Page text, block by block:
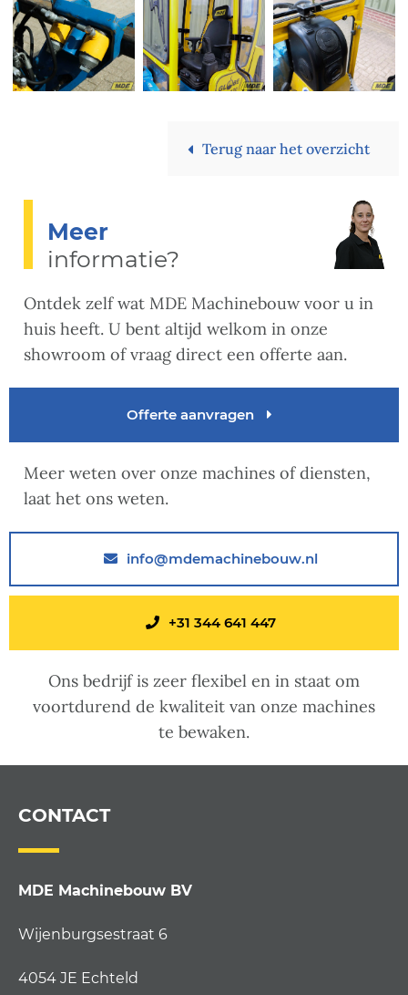
Terug naar het overzicht
Meer
informatie?
Ontdek zelf wat MDE Machinebouw voor u in
huis heeft. U bent altijd welkom in onze
showroom of vraag direct een offerte aan.
Offerte aanvragen
Meer weten over onze machines of diensten,
laat het ons weten.
info@mdemachinebouw.nl
+31 344 641 447
Ons bedrijf is zeer flexibel en in staat om
voortdurend de kwaliteit van onze machines
te bewaken.
CONTACT
MDE Machinebouw BV
Wijenburgsestraat 6
4054 JE Echteld